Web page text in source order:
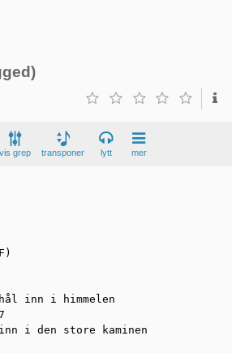
vis grep transponer lytt mer
inn i himmelen
i den store kaminen